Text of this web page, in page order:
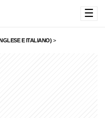
☰
E ITALIANO) >